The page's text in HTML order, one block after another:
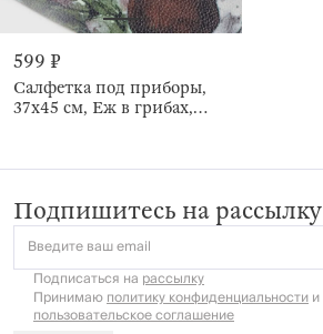
599 ₽
Салфетка под приборы,
37х45 см, Еж в грибах,
Подпишитесь на рассылку
Введите ваш email
Подписаться на рассылку
Принимаюполитику конфиденциальностии
пользовательское соглашение